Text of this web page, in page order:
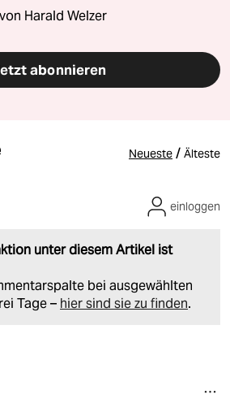
Harald Welzer
abonnieren
Neueste / Älteste
unter diesem Artikel ist
bei ausgewählten
Tage – hier sind sie zu finden.
einloggen